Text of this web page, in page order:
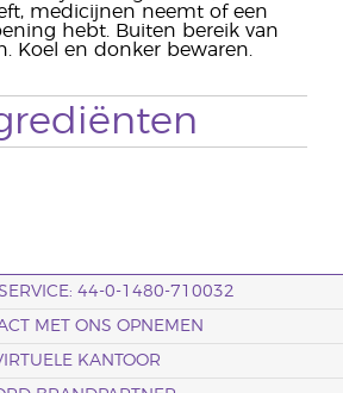
medicijnen neemt of een
hebt. Buiten bereik van
Koel en donker bewaren.
44-0-1480-710032
MET ONS OPNEMEN
KANTOOR